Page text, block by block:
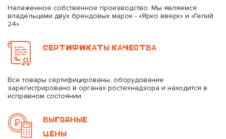
Налаженное собственное производство. Мы являемся
владельцами двух брендовых марок - «Ярко вверх» и «Гелий
24»
СЕРТИФИКАТЫ КАЧЕСТВА
Все товары сертифицированы, оборудование
зарегистрировано в органах ростехнадзора и находится в
исправном состоянии
ВЫГОДНЫЕ
ЦЕНЫ